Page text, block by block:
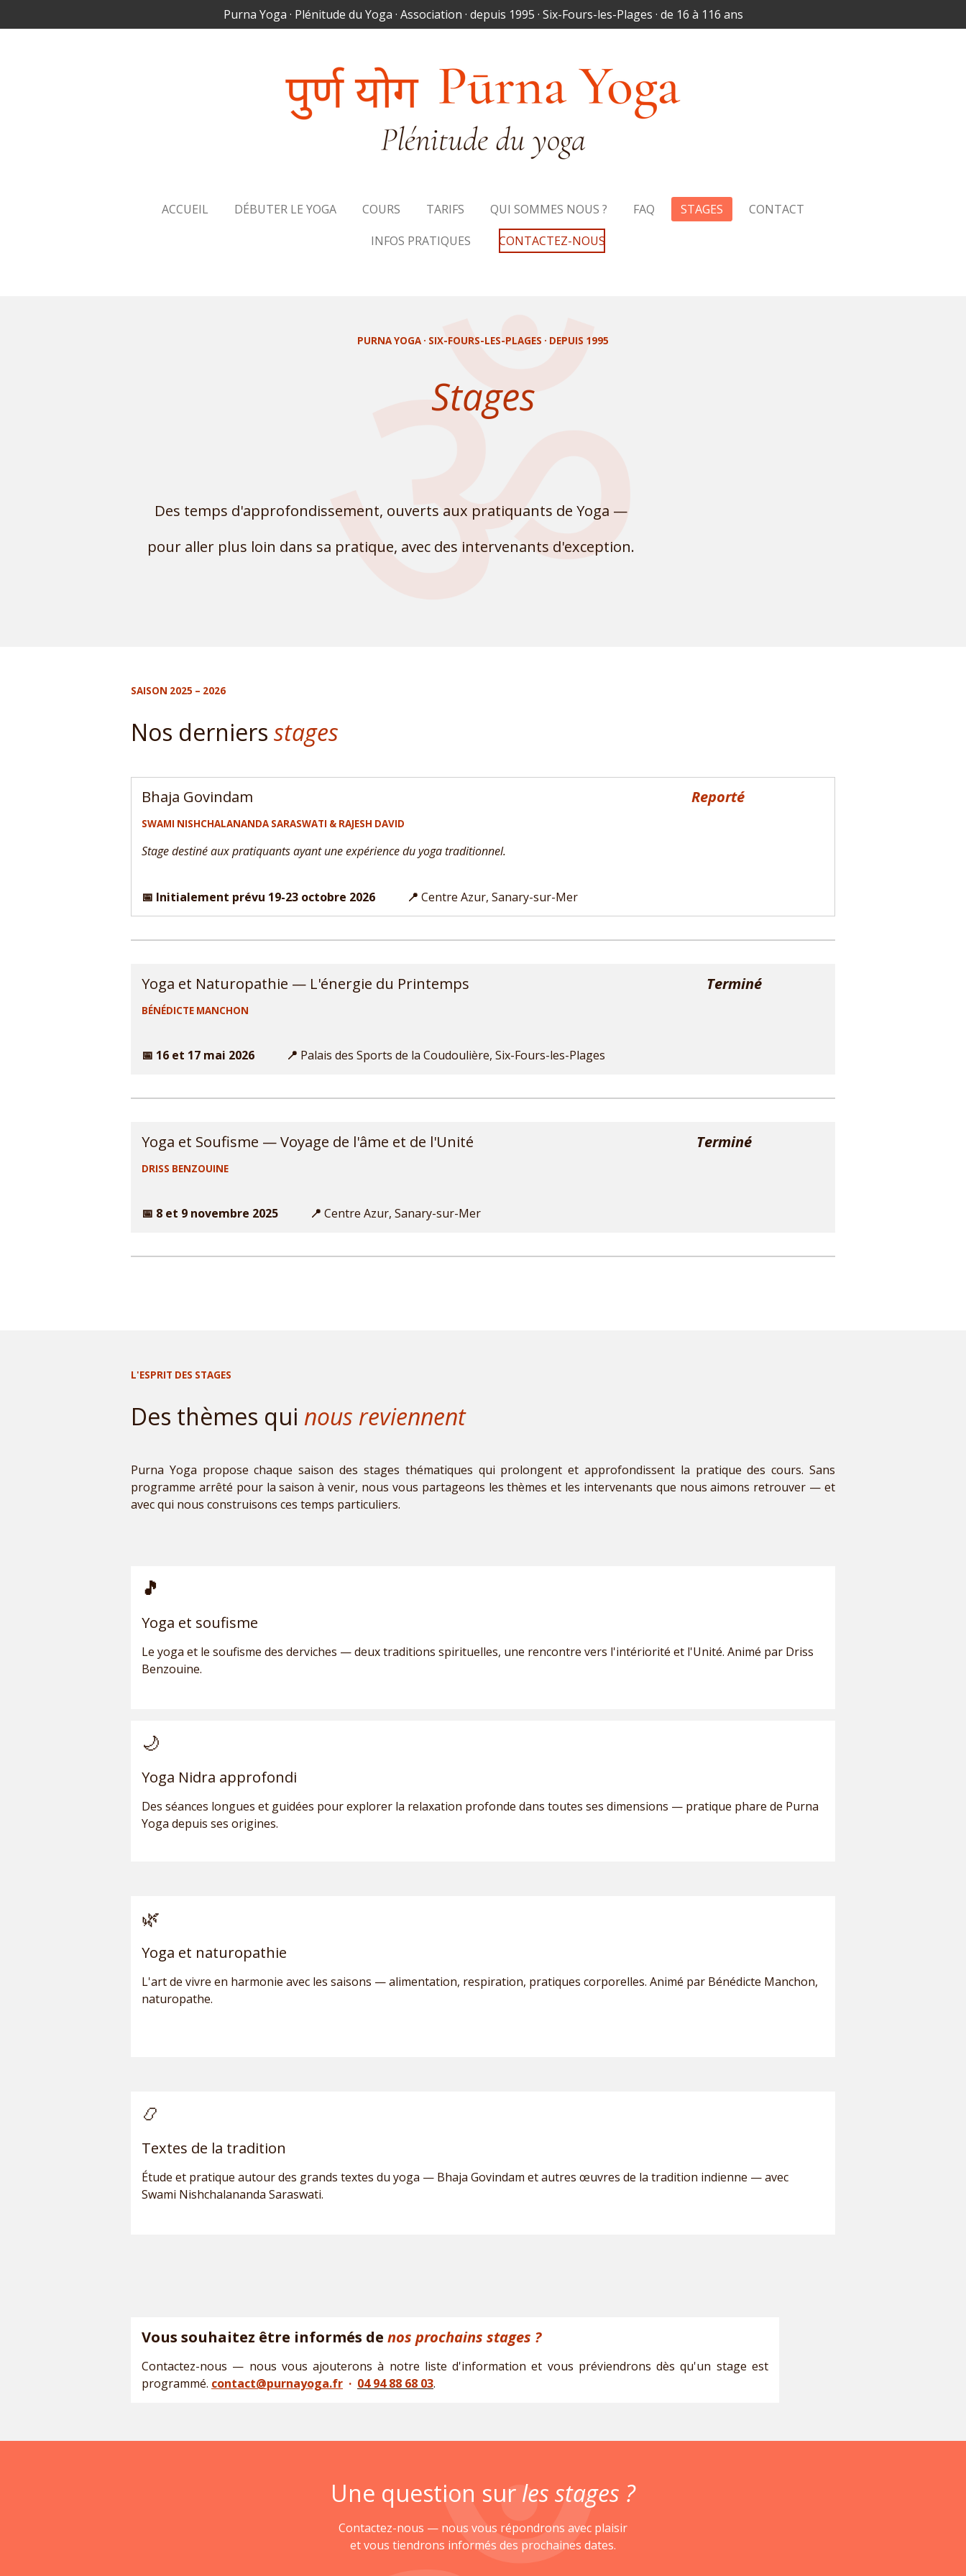
au
Purna Yoga · Plénitude du Yoga · Association · depuis 1995 · Six-Fours-les-Plages · de 16 à 116 ans
ACCUEIL DÉBUTER LE YOGA COURS TARIFS QUI SOMMES NOUS ? FAQ STAGES
CONTACT
INFOS PRATIQUES
CONTACTEZ-NOUS
PURNA YOGA · SIX-FOURS-LES-PLAGES · DEPUIS 1995
Stages
Des temps d'approfondissement, ouverts aux pratiquants de Yoga —
pour aller plus loin dans sa pratique, avec des intervenants d'exception.
SAISON 2025 – 2026
Nos derniers stages
Bhaja Govindam Reporté
SWAMI NISHCHALANANDA SARASWATI & RAJESH DAVID
Stage destiné aux pratiquants ayant une expérience du yoga traditionnel.
📅 Initialement prévu 19-23 octobre 2026 📍 Centre Azur, Sanary-sur-Mer
Yoga et Naturopathie — L'énergie du Printemps Terminé
BÉNÉDICTE MANCHON
📅 16 et 17 mai 2026 📍 Palais des Sports de la Coudoulière, Six-Fours-les-Plages
Yoga et Soufisme — Voyage de l'âme et de l'Unité Terminé
DRISS BENZOUINE
📅 8 et 9 novembre 2025 📍 Centre Azur, Sanary-sur-Mer
L'ESPRIT DES STAGES
Des thèmes qui nous reviennent
Purna Yoga propose chaque saison des stages thématiques qui prolongent et approfondissent la pratique des cours. Sans
programme arrêté pour la saison à venir, nous vous partageons les thèmes et les intervenants que nous aimons retrouver — et
avec qui nous construisons ces temps particuliers.
🎵
Yoga et soufisme
Le yoga et le soufisme des derviches — deux traditions spirituelles, une rencontre vers l'intériorité et l'Unité. Animé par Driss
Benzouine.
🌙
Yoga Nidra approfondi
Des séances longues et guidées pour explorer la relaxation profonde dans toutes ses dimensions — pratique phare de Purna
Yoga depuis ses origines.
🌿
Yoga et naturopathie
L'art de vivre en harmonie avec les saisons — alimentation, respiration, pratiques corporelles. Animé par Bénédicte Manchon,
naturopathe.
📿
Textes de la tradition
Étude et pratique autour des grands textes du yoga — Bhaja Govindam et autres œuvres de la tradition indienne — avec
Swami Nishchalananda Saraswati.
Vous souhaitez être informés de nos prochains stages ?
Contactez-nous — nous vous ajouterons à notre liste d'information et vous préviendrons dès qu'un stage est
programmé. contact@purnayoga.fr · 04 94 88 68 03.
Une question surles stages ?
Contactez-nous — nous vous répondrons avec plaisir
et vous tiendrons informés des prochaines dates.